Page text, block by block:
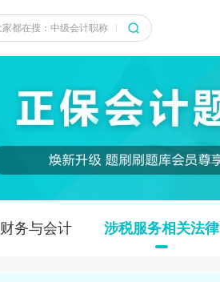
财务与会计 涉税服务相关法律